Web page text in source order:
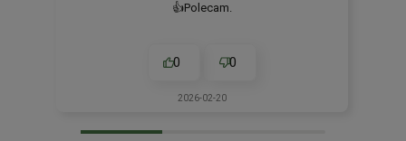
👍️Polecam.
0 0
2026-02-20